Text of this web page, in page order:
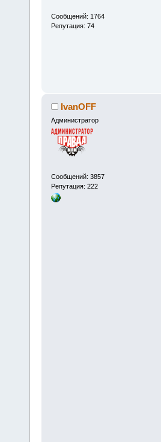
Сообщений: 1764
Репутация: 74
IvanOFF
Администратор
Сообщений: 3857
Репутация: 222